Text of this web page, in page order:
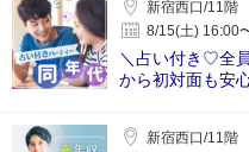
新宿西口/11階
8/15(土) 16:00
＼占い付き♡全
から初対面も安
新宿西口/11階